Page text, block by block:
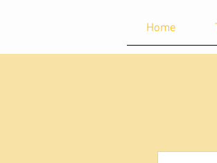
Home